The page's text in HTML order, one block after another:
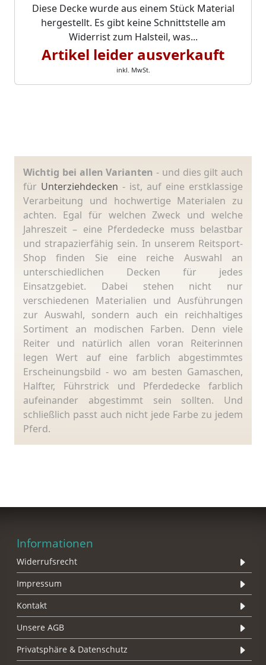
Diese Decke wurde aus einem Stück Material
hergestellt. Es gibt keine Schnittstelle am
Widerrist zum Halsteil, was...
Artikel leider ausverkauft
inkl. MwSt.
Wichtig bei allen Varianten - und dies gilt auch
für Unterziehdecken - ist, auf eine erstklassige
Verarbeitung und hochwertige Materialen zu
achten. Egal für welchen Zweck und welche
Jahreszeit – eine Pferdedecke muss belastbar
und strapazierfähig sein. In unserem Reitsport-
Shop finden Sie eine reiche Auswahl an
unterschiedlichen Decken für jedes
Einsatzgebiet. Dabei stehen nicht nur
verschiedenen Materialien und Ausführungen
zur Auswahl, sondern auch ein reichhaltiges
Sortiment an modischen Farben. Denn viele
Reiter und natürlich allen voran Reiterinnen
legen Wert auf eine farblich abgestimmtes
Erscheinungsbild - wo am besten Gamaschen,
Halfter, Führstrick und Pferdedecke farblich
aufeinander abgestimmt sein sollten. Und
schließlich passt auch nicht jede Farbe zu jedem
Pferd.
Informationen
Widerrufsrecht
Impressum
Kontakt
Unsere AGB
Privatsphäre & Datenschutz